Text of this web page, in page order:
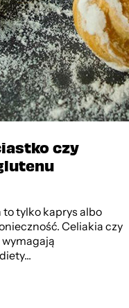
czy
tylko kaprys albo
Celiakia czy